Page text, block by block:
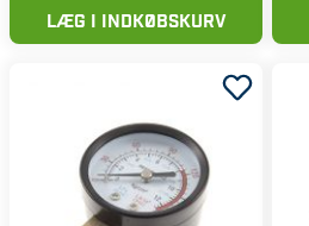
LÆG I INDKØBSKURV